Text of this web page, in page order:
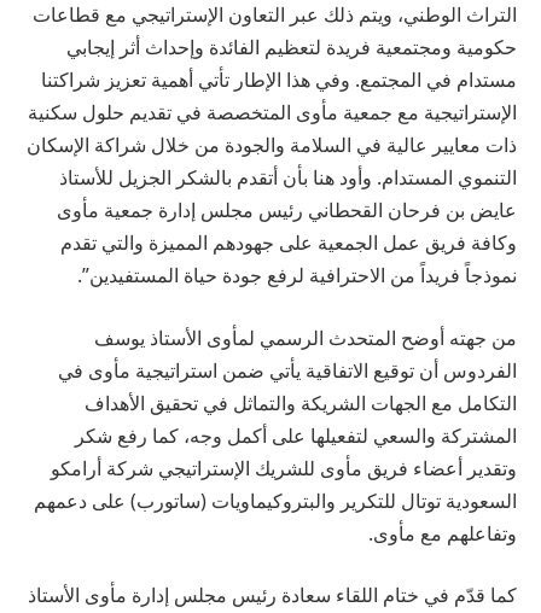
التراث الوطني، ويتم ذلك عبر التعاون الإستراتيجي مع قطاعات
حكومية ومجتمعية فريدة لتعظيم الفائدة وإحداث أثر إيجابي
مستدام في المجتمع. وفي هذا الإطار تأتي أهمية تعزيز شراكتنا
الإستراتيجية مع جمعية مأوى المتخصصة في تقديم حلول سكنية
ذات معايير عالية في السلامة والجودة من خلال شراكة الإسكان
التنموي المستدام. وأود هنا بأن أتقدم بالشكر الجزيل للأستاذ
عايض بن فرحان القحطاني رئيس مجلس إدارة جمعية مأوى
وكافة فريق عمل الجمعية على جهودهم المميزة والتي تقدم
نموذجاً فريداً من الاحترافية لرفع جودة حياة المستفيدين”.
من جهته أوضح المتحدث الرسمي لمأوى الأستاذ يوسف
الفردوس أن توقيع الاتفاقية يأتي ضمن استراتيجية مأوى في
التكامل مع الجهات الشريكة والتماثل في تحقيق الأهداف
المشتركة والسعي لتفعيلها على أكمل وجه، كما رفع شكر
وتقدير أعضاء فريق مأوى للشريك الإستراتيجي شركة أرامكو
السعودية توتال للتكرير والبتروكيماويات (ساتورب) على دعمهم
وتفاعلهم مع مأوى.
كما قدّم في ختام اللقاء سعادة رئيس مجلس إدارة مأوى الأستاذ